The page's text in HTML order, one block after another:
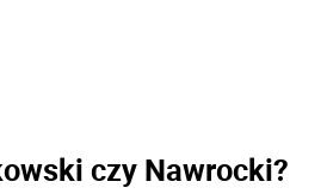
czy Nawrocki?